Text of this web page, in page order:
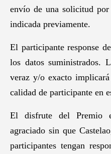
envío de una solicitud
indicada previamente.
El participante response
los datos suministrados.
veraz y/o exacto
calidad de participante en
El disfrute del Premio
agraciado sin que
participantes tengan